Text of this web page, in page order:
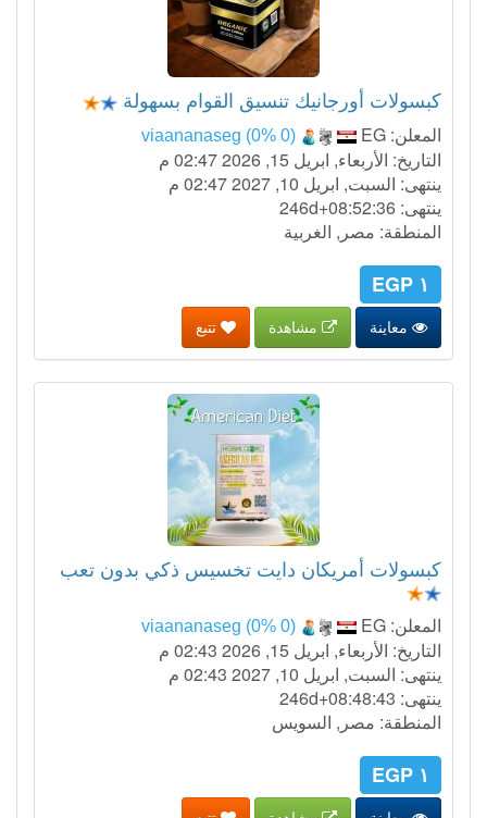
كبسولات أورجانيك تنسيق القوام بسهولة
المعلن: viaananaseg (0% 0)
EG
التاريخ: الأربعاء, ابريل 15, 2026 02:47 م
ينتهى: السبت, ابريل 10, 2027 02:47 م
ينتهى: 246d+08:52:35
المنطقة: مصر, الغربية
١ EGP
معاينة مشاهدة تتبع
كبسولات أمريكان دايت تخسيس ذكي بدون تعب
المعلن: viaananaseg (0% 0)
EG
التاريخ: الأربعاء, ابريل 15, 2026 02:43 م
ينتهى: السبت, ابريل 10, 2027 02:43 م
ينتهى: 246d+08:48:42
المنطقة: مصر, السويس
١ EGP